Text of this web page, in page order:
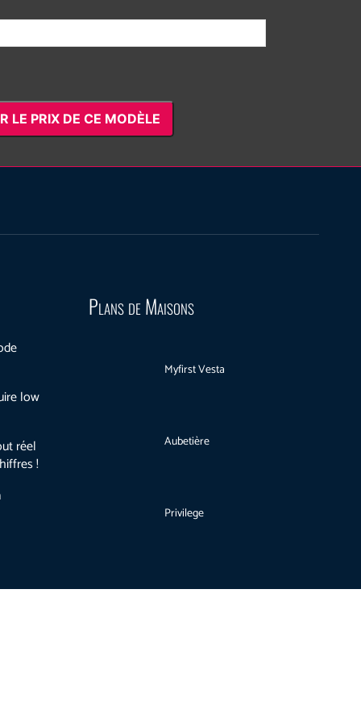
LE PRIX DE CE MODÈLE
low
réel
!
Plans de Maisons
Myfirst Vesta
Aubetière
Privilege